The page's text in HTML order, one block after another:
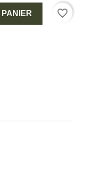
favorite_border